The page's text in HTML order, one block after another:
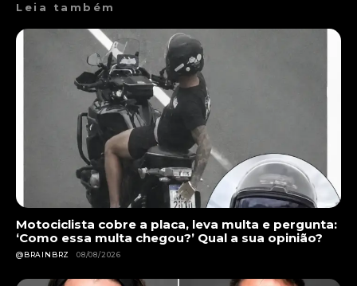
Leia também
Motociclista cobre a placa, leva multa e pergunta:
‘Como essa multa chegou?’ Qual a sua opinião?
@BRAINBRZ 08/08/2026